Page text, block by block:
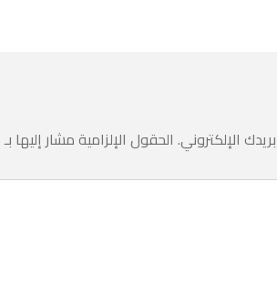
الإلكتروني. الحقول الإلزامية مشار إليها بـ